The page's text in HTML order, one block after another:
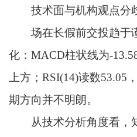
技术面与机构观点分
场在长假前交投趋于
化：MACD柱状线为-
上方；RSI(14)读数53.05
期方向并不明朗。
从技术分析角度看，